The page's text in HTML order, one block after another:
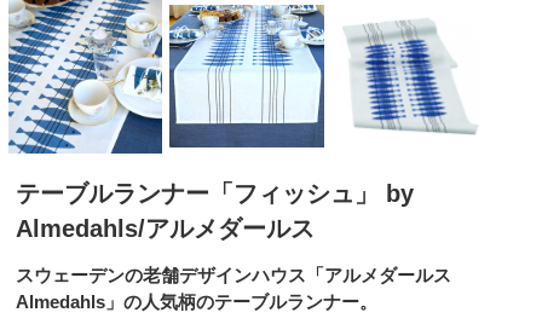
テーブルランナー「フィッシュ」 by
Almedahls/アルメダールス
スウェーデンの老舗デザインハウス「アルメダールス
Almedahls」の人気柄のテーブルランナー。